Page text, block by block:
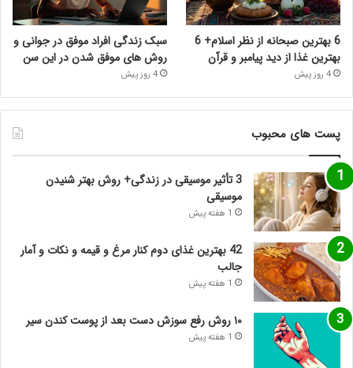
6 بهترین صبحانه از نظر اسلام+ 6
بهترین غذا از دید پیامبر و قرآن
4 روز پیش
سبک زندگی افراد موفق در جوانی و
روش های موفق شدن در این سن
4 روز پیش
پست های محبوب
3 تأثیر موسیقی در زندگی+ روش بهتر شنیدن
موسیقی
1 هفته پیش
42 بهترین غذای دوم کنار مرغ و قیمه و نکات و آمار
جالب
1 هفته پیش
۱۰ روش رفع سوزش دست بعد از پوست کندن سیر
1 هفته پیش